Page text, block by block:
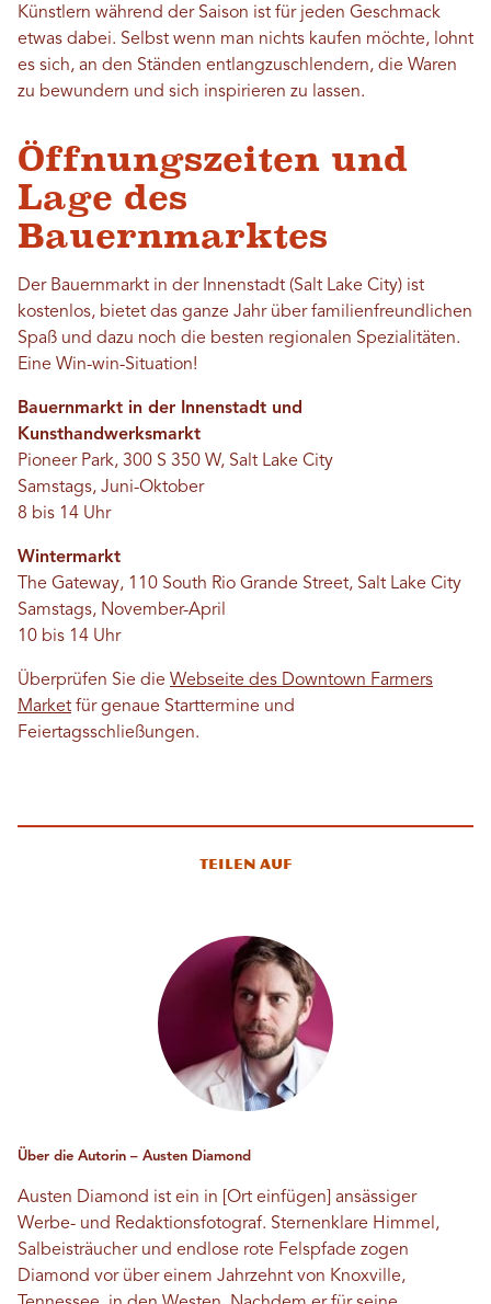
Künstlern während der Saison ist für jeden Geschmack
etwas dabei. Selbst wenn man nichts kaufen möchte, lohnt
es sich, an den Ständen entlangzuschlendern, die Waren
zu bewundern und sich inspirieren zu lassen.
Öffnungszeiten und
Lage des
Bauernmarktes
Der Bauernmarkt in der Innenstadt (Salt Lake City) ist
kostenlos, bietet das ganze Jahr über familienfreundlichen
Spaß und dazu noch die besten regionalen Spezialitäten.
Eine Win-win-Situation!
Bauernmarkt in der Innenstadt und
Kunsthandwerksmarkt
Pioneer Park, 300 S 350 W, Salt Lake City
Samstags, Juni-Oktober
8 bis 14 Uhr
Wintermarkt
The Gateway, 110 South Rio Grande Street, Salt Lake City
Samstags, November-April
10 bis 14 Uhr
Überprüfen Sie die Webseite des Downtown Farmers
Market für genaue Starttermine und
Feiertagsschließungen.
Teilen auf
Über die Autorin – Austen Diamond
Austen Diamond ist ein in [Ort einfügen] ansässiger
Werbe- und Redaktionsfotograf. Sternenklare Himmel,
Salbeisträucher und endlose rote Felspfade zogen
Diamond vor über einem Jahrzehnt von Knoxville,